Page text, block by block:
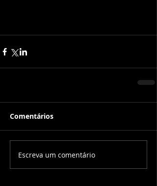
Comentários
Escreva um comentário